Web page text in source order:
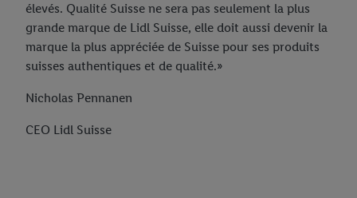
élevés. Qualité Suisse ne sera pas seulement la plus
grande marque de Lidl Suisse, elle doit aussi devenir la
marque la plus appréciée de Suisse pour ses produits
suisses authentiques et de qualité.»
Nicholas Pennanen
CEO Lidl Suisse